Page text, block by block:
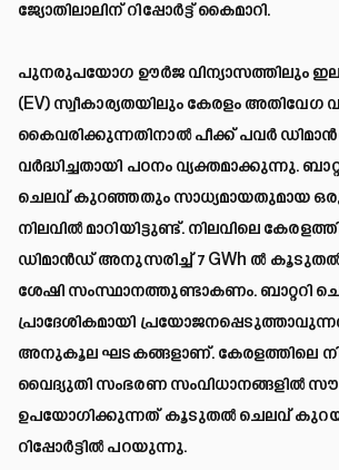
ജ്യോതിലാലിന് റിപ്പോർട്ട് കൈമാറി.
പുനരുപയോഗ ഊർജ വിന്യാസത്തിലും
(EV) സ്വീകാര്യതയിലും കേരളം അതിവേഗ
കൈവരിക്കുന്നതിനാൽ പീക്ക് പവർ
വർദ്ധിച്ചതായി പഠനം വ്യക്തമാക്കുന്നു.
ചെലവ് കുറഞ്ഞതും സാധ്യമായതുമായ ഒരു
നിലവിൽ മാറിയിട്ടുണ്ട്. നിലവിലെ
ഡിമാൻഡ് അനുസരിച്ച് 7 GWh ൽ
ശേഷി സംസ്ഥാനത്തുണ്ടാകണം. ബാറ്ററി
പ്രാദേശികമായി
അനുകൂല ഘടകങ്ങളാണ്. കേരളത്തിലെ
വൈദ്യുതി സംഭരണ സംവിധാനങ്ങളിൽ
ഉപയോഗിക്കുന്നത് കൂടുതൽ ചെലവ്
റിപ്പോർട്ടിൽ പറയുന്നു.